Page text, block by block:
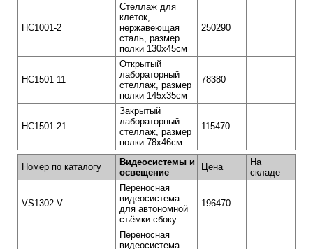
HC1001-2
Стеллаж для
клеток,
нержавеющая
сталь, размер
полки 130х45см
250290
HC1501-11
Открытый
лабораторный
стеллаж, размер
полки 145х35см
78380
HC1501-21
Закрытый
лабораторный
стеллаж, размер
полки 78х46см
115470
Номер по каталогу
Видеосистемы и
освещение
Цена
На
складе
VS1302-V
Переносная
видеосистема
для автономной
съёмки сбоку
196470
Переносная
видеосистема